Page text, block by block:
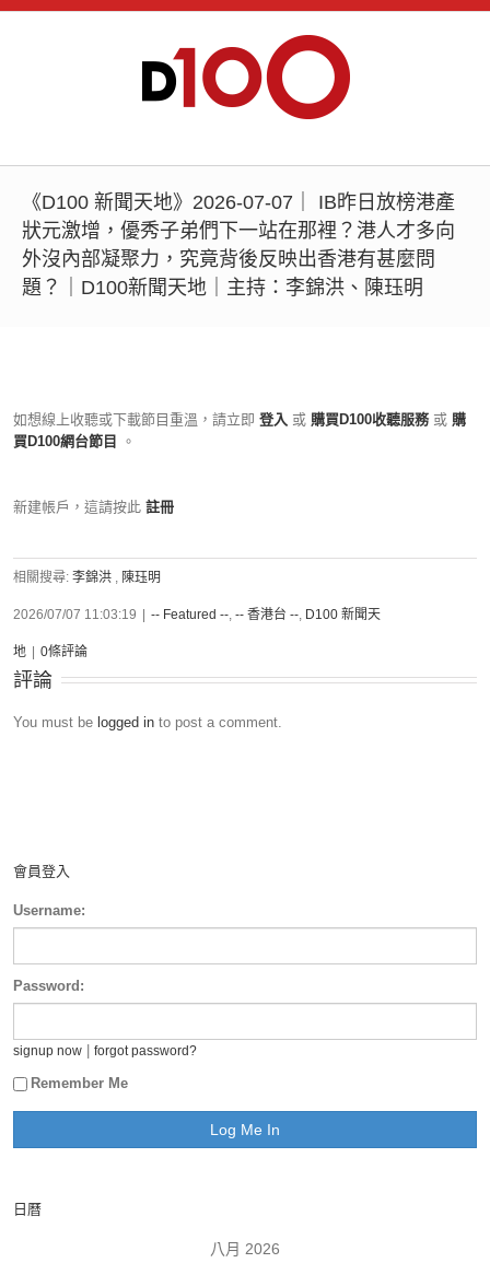
《D100 新聞天地》2026-07-07｜ IB昨日放榜港產
狀元激增，優秀子弟們下一站在那裡？港人才多向
外沒內部凝聚力，究竟背後反映出香港有甚麼問
題？｜D100新聞天地｜主持：李錦洪、陳珏明
如想線上收聽或下載節目重溫，請立即 登入 或 購買D100收聽服務 或 購
買D100網台節目
。
新建帳戶，這請按此 註冊
相關搜尋: 李錦洪 , 陳珏明
2026/07/07 11:03:19 -- Featured --, -- 香港台 --, D100 新聞天
地 0條評論
評論
You must be logged in to post a comment.
會員登入
Username:
Password:
signup now forgot password?
Remember Me
日曆
八月 2026